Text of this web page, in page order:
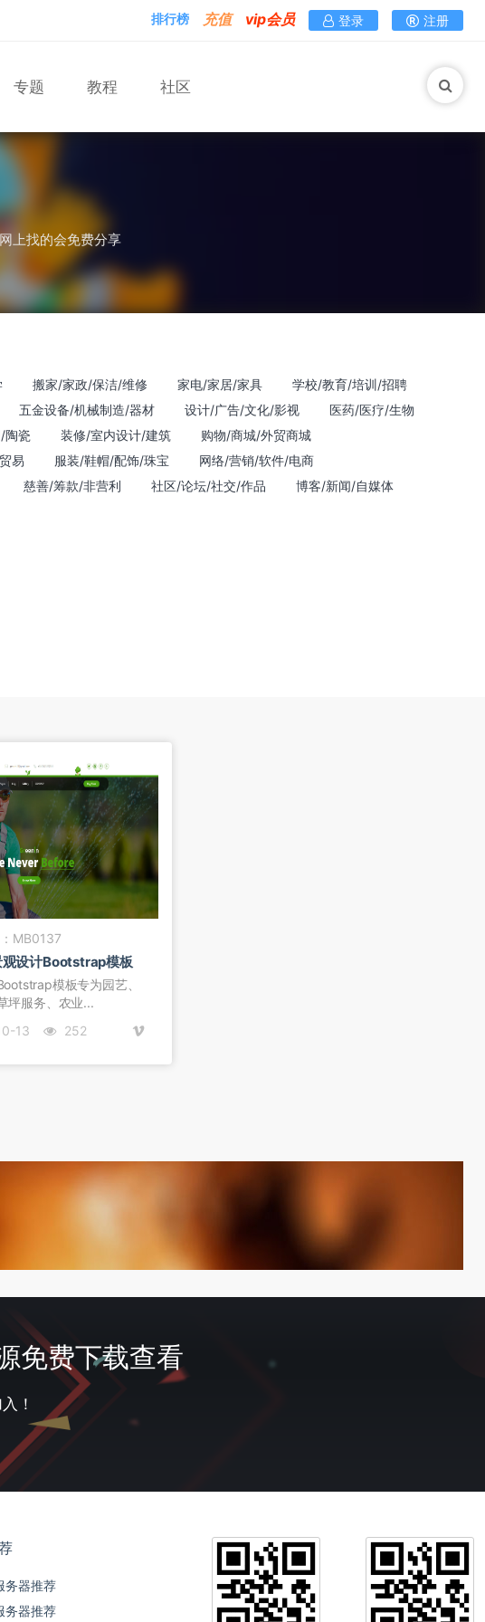
排行榜 充值 vip会员 登录 注册
专题 教程 社区
上找的会免费分享
搬家/家政/保洁/维修 家电/家居/家具
学校/教育/培训/招聘
五金设备/机械制造/器材 设计/广告/文化/影视
医药/医疗/生物
陶瓷 装修/室内设计/建筑
购物/商城/外贸商城
易 服装/鞋帽/配饰/珠宝
网络/营销/软件/电商
慈善/筹款/非营利 社区/论坛/社交/作品
博客/新闻/自媒体
MB0137
观设计Bootstrap模板
模板专为园艺、
坪服务、农业...
13
252
免费下载查看
！
务器推荐
务器推荐
我的
客服